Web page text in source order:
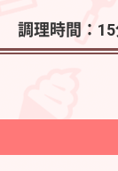
調理時間：